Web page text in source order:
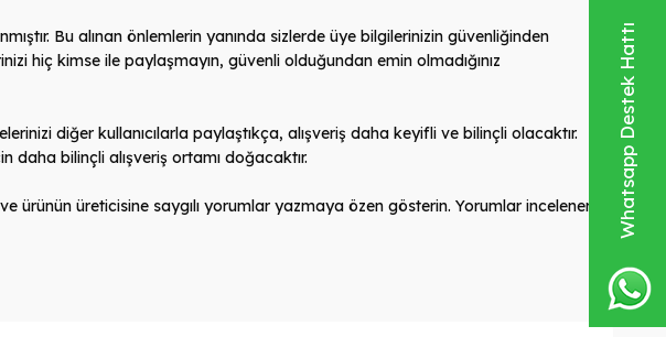
Whatsapp Destek Hattı
Bu alınan önlemlerin yanında sizlerde üye bilgilerinizin güvenliğinden
hiç kimse ile paylaşmayın, güvenli olduğundan emin olmadığınız
diğer kullanıcılarla paylaştıkça, alışveriş daha keyifli ve bilinçli olacaktır.
daha bilinçli alışveriş ortamı doğacaktır.
ürünün üreticisine saygılı yorumlar yazmaya özen gösterin. Yorumlar incelenerek